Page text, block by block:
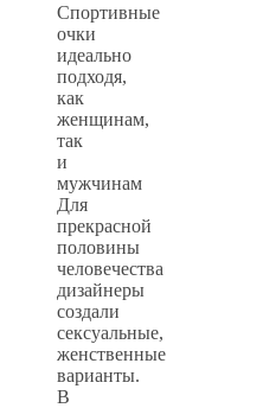
Спортивные
очки
идеально
подходя,
как
женщинам,
так
и
мужчинам
Для
прекрасной
половины
человечества
дизайнеры
создали
сексуальные,
женственные
варианты.
В